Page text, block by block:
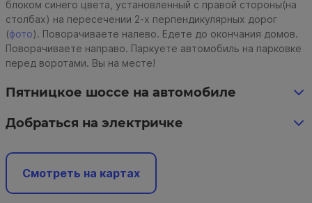
блоком синего цвета, установленный с правой стороны(на
столбах) на пересечении 2-х перпендикулярных дорог
(фото). Поворачиваете налево. Едете до окончания домов.
Поворачиваете направо. Паркуете автомобиль на парковке
перед воротами. Вы на месте!
Пятницкое шоссе на автомобиле
Добраться на электричке
Смотреть на картах